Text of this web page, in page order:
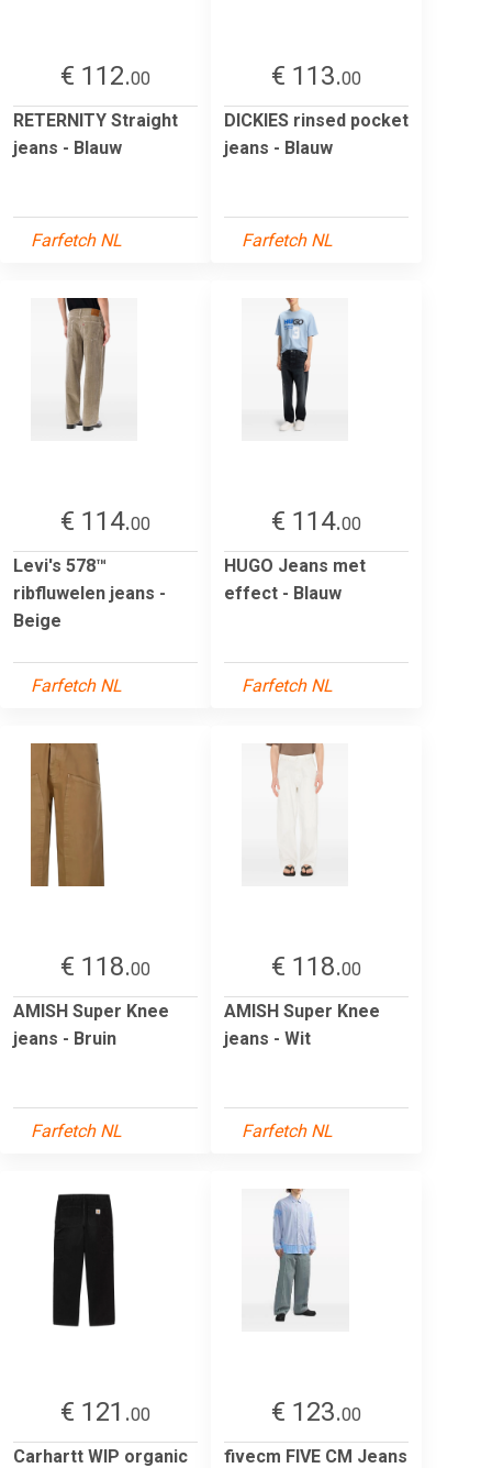
€ 112.00
RETERNITY Straight
jeans - Blauw
Farfetch NL
€ 113.00
DICKIES rinsed pocket
jeans - Blauw
Farfetch NL
€ 114.00
Levi's 578™
ribfluwelen jeans -
Beige
Farfetch NL
€ 114.00
HUGO Jeans met
effect - Blauw
Farfetch NL
€ 118.00
AMISH Super Knee
jeans - Bruin
Farfetch NL
€ 118.00
AMISH Super Knee
jeans - Wit
Farfetch NL
€ 121.00
Carhartt WIP organic
€ 123.00
fivecm FIVE CM Jeans